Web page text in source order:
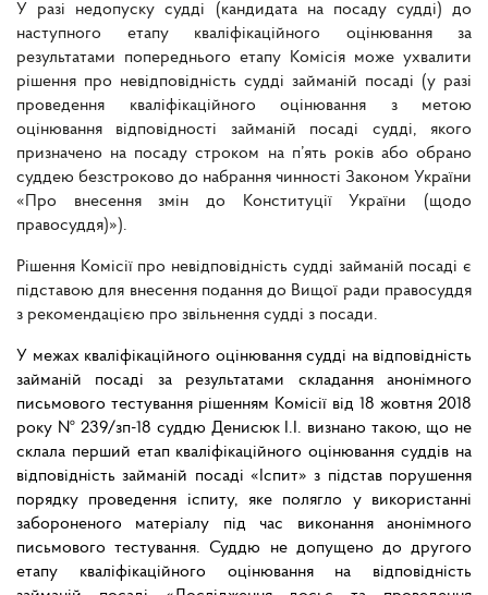
У разі недопуску судді (кандидата на посаду судді) до
наступного етапу кваліфікаційного оцінювання за
результатами попереднього етапу Комісія може ухвалити
рішення про невідповідність судді займаній посаді (у разі
проведення кваліфікаційного оцінювання з метою
оцінювання відповідності займаній посаді судді, якого
призначено на посаду строком на п’ять років або обрано
суддею безстроково до набрання чинності Законом України
«Про внесення змін до Конституції України (щодо
правосуддя)»).
Рішення Комісії про невідповідність судді займаній посаді є
підставою для внесення подання до Вищої ради правосуддя
з рекомендацією про звільнення судді з посади.
У межах кваліфікаційного оцінювання судді на відповідність
займаній посаді за результатами складання анонімного
письмового тестування рішенням Комісії від 18 жовтня 2018
року № 239/зп-18 суддю Денисюк І.І. визнано такою, що не
склала перший етап кваліфікаційного оцінювання суддів на
відповідність займаній посаді «Іспит» з підстав порушення
порядку проведення іспиту, яке полягло у використанні
забороненого матеріалу під час виконання анонімного
письмового тестування. Суддю не допущено до другого
етапу кваліфікаційного оцінювання на відповідність